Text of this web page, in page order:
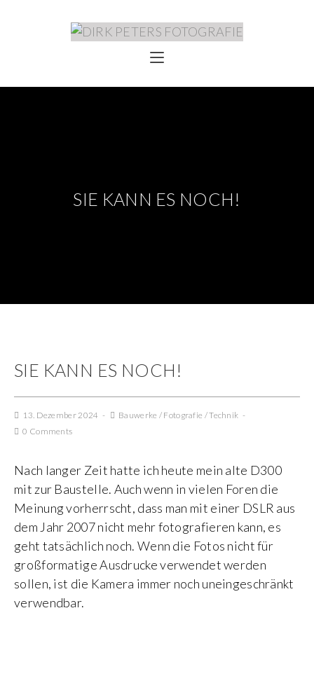
SIE KANN ES NOCH!
SIE KANN ES NOCH!
13. Dezember 2024 Bauwerke / Fotografie /Technik
0 Comments
Nach langer Zeit hatte ich heute mein alte D300
mit zur Baustelle. Auch wenn in vielen Foren die
Meinung vorherrscht, dass man mit einer DSLR aus
dem Jahr 2007 nicht mehr fotografieren kann, es
geht tatsächlich noch. Wenn die Fotos nicht für
großformatige Ausdrucke verwendet werden
sollen, ist die Kamera immer noch uneingeschränkt
verwendbar.